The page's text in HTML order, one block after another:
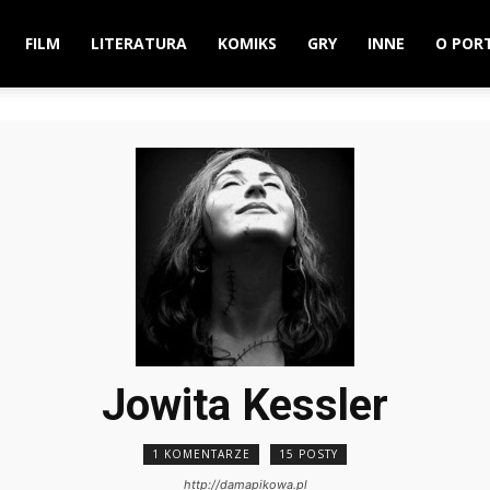
FILM LITERATURA KOMIKS GRY INNE O
Jowita Kessler
1 KOMENTARZE
15 POSTY
http://damapikowa.pl